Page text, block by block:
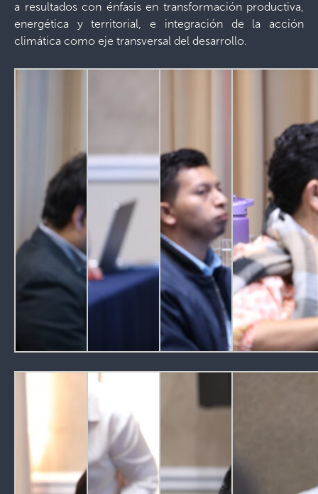
a resultados con énfasis en transformación productiva,
energética y territorial, e integración de la acción
climática como eje transversal del desarrollo.